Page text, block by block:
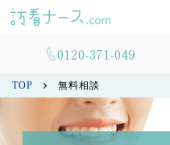
0120-371-049
TOP 無料相談